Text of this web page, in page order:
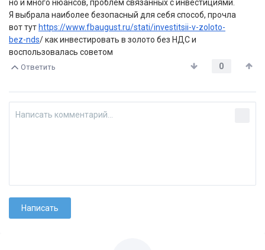
но и много нюансов, проблем связанных с инвестициями.
Я выбрала наиболее безопасный для себя способ, прочла
вот тут https://www.fbaugust.ru/stati/investitsii-v-zoloto-
bez-nds/ как инвестировать в золото без НДС и
воспользовалась советом
Ответить 0